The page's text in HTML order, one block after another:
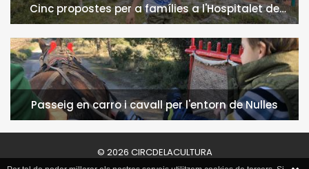
Cinc propostes per a famílies a l'Hospitalet de
l'Infant i la Vall de Llors
Passeig en carro i cavall per l'entorn de Nulles
© 2026 CIRCDELACULTURA